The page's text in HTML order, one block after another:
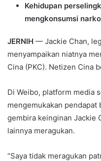
Kehidupan
mengkonsumsi
JERNIH — Jackie Chan,
menyampaikan niatnya
Cina (PKC). Netizen Cina
Di Weibo, platform media
mengemukakan pendapat
gembira keinginan Jackie
lainnya meragukan.
“Saya tidak meragukan